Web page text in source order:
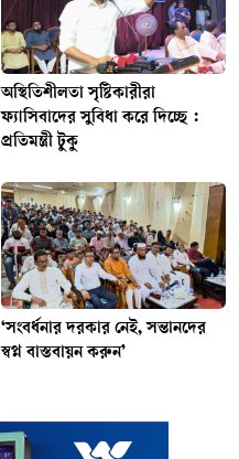
অস্থিতিশীলতা সৃষ্টিকারীরা
ফ্যাসিবাদের সুবিধা করে দিচ্ছে :
প্রতিমন্ত্রী টুকু
‘সংবর্ধনার দরকার নেই, সন্তানদের
স্বপ্ন বাস্তবায়ন করুন’